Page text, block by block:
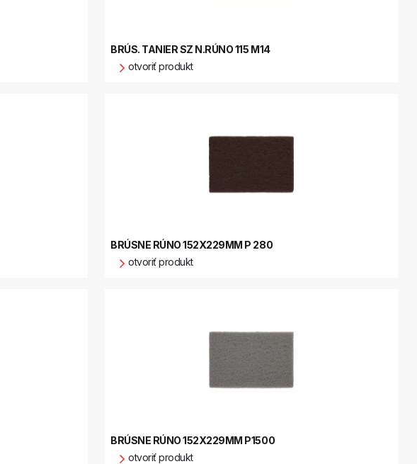
BRÚS. TANIER SZ N.RÚNO 115 M14
otvoriť produkt
BRÚSNE RÚNO 152X229MM P 280
otvoriť produkt
BRÚSNE RÚNO 152X229MM P1500
otvoriť produkt